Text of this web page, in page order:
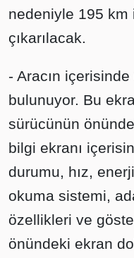
nedeniyle 195 km
çıkarılacak.
- Aracın
bulunuyor. Bu
sürücünün
bilgi ekranı
durumu, hız,
okuma sistemi,
özellikleri ve
önündeki ekran